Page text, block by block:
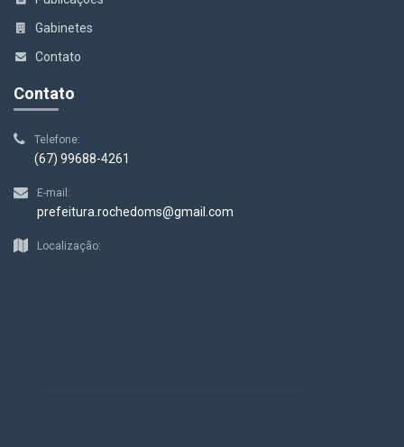
Gabinetes
Contato
Contato
Telefone:
(67) 99688-4261
E-mail:
prefeitura.rochedoms@gmail.com
Localização: